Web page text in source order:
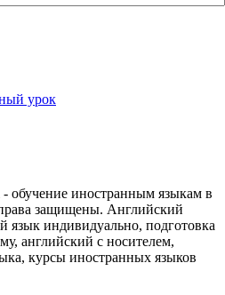
урок
обучение иностранным языкам в
защищены. Английский
язык индивидуально, подготовка
английский с носителем,
курсы иностранных языков